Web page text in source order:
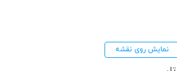
نمایش روی نقشه